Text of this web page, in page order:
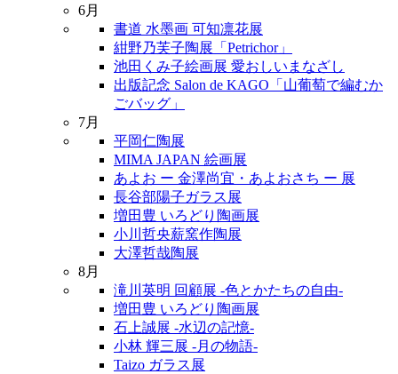
6月
書道 水墨画 可知凛花展
紺野乃芙子陶展「Petrichor」
池田くみ子絵画展 愛おしいまなざし
出版記念 Salon de KAGO「山葡萄で編むか
ごバッグ」
7月
平岡仁陶展
MIMA JAPAN 絵画展
あよお ー 金澤尚宜・あよおさち ー 展
長谷部陽子ガラス展
増田豊 いろどり陶画展
小川哲央薪窯作陶展
大澤哲哉陶展
8月
滝川英明 回顧展 -色とかたちの自由-
増田豊 いろどり陶画展
石上誠展 -水辺の記憶-
小林 輝三展 -月の物語-
Taizo ガラス展